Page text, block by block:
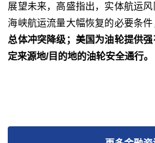
展望未来，高盛指出，实体航运
海峡航运流量大幅恢复的必要条件
总体冲突降级；美国为油轮提供
定来源地/目的地的油轮安全通行。